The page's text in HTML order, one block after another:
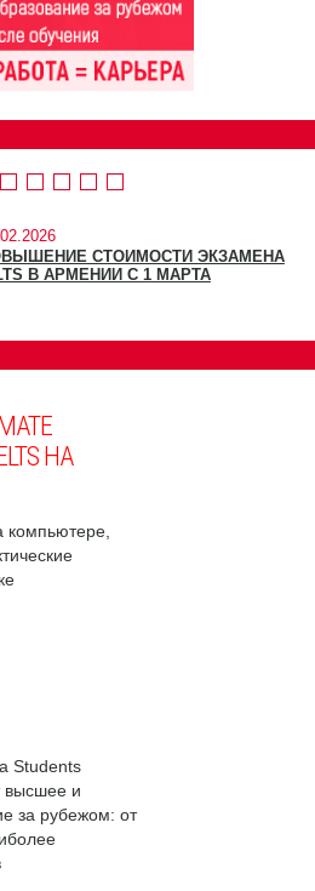
СТОИМОСТИ ЭКЗАМЕНА
В АРМЕНИИ С 1 МАРТА
НА
компьютере,
Students
высшее и
за рубежом: от